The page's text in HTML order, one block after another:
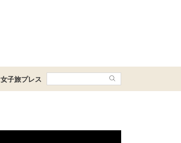
女子旅プレス